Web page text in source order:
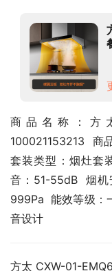
商品名称：方
100021153213  商
套装类型：烟灶套
音：51-55dB  烟
999Pa  能效等级：
音设计
方太 CXW-01-